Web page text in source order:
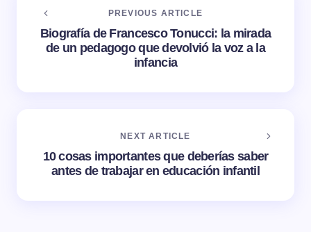
PREVIOUS ARTICLE
Biografía de Francesco Tonucci: la mirada
de un pedagogo que devolvió la voz a la
infancia
NEXT ARTICLE
10 cosas importantes que deberías saber
antes de trabajar en educación infantil